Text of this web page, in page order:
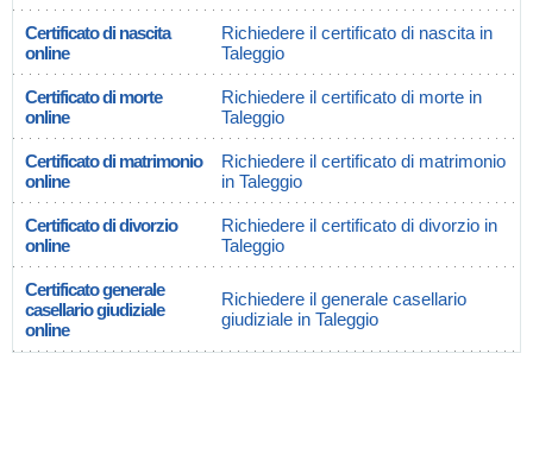
Certificato di nascita
online
Richiedere il certificato di nascita in
Taleggio
Certificato di morte
online
Richiedere il certificato di morte in
Taleggio
Certificato di matrimonio
online
Richiedere il certificato di matrimonio
in Taleggio
Certificato di divorzio
online
Richiedere il certificato di divorzio in
Taleggio
Certificato generale
casellario giudiziale
online
Richiedere il generale casellario
giudiziale in Taleggio